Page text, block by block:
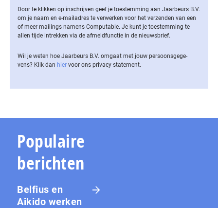
Door te klikken op inschrijven geef je toestemming aan Jaarbeurs B.V.
om je naam en e-mailadres te verwerken voor het verzenden van een
of meer mailings namens Computable. Je kunt je toestemming te
allen tijde intrekken via de af­meld­func­tie in de nieuwsbrief.
Wil je weten hoe Jaarbeurs B.V. omgaat met jouw per­soons­ge­ge­
vens? Klik dan hier voor ons privacy statement.
Populaire
berichten
Belfius en
Aikido werken